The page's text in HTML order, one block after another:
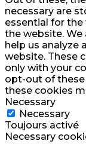
necessary are
essential for
the website.
help us analyze
website. These
only with your
opt-out of
these cookies
Necessary
Necessary
Toujours activé
Necessary